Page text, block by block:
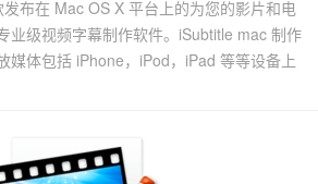
布在 Mac OS X 平台上的为您的影片和电
业级视频字幕制作软件。iSubtitle mac 制作
媒体包括 iPhone，iPod，iPad 等等设备上